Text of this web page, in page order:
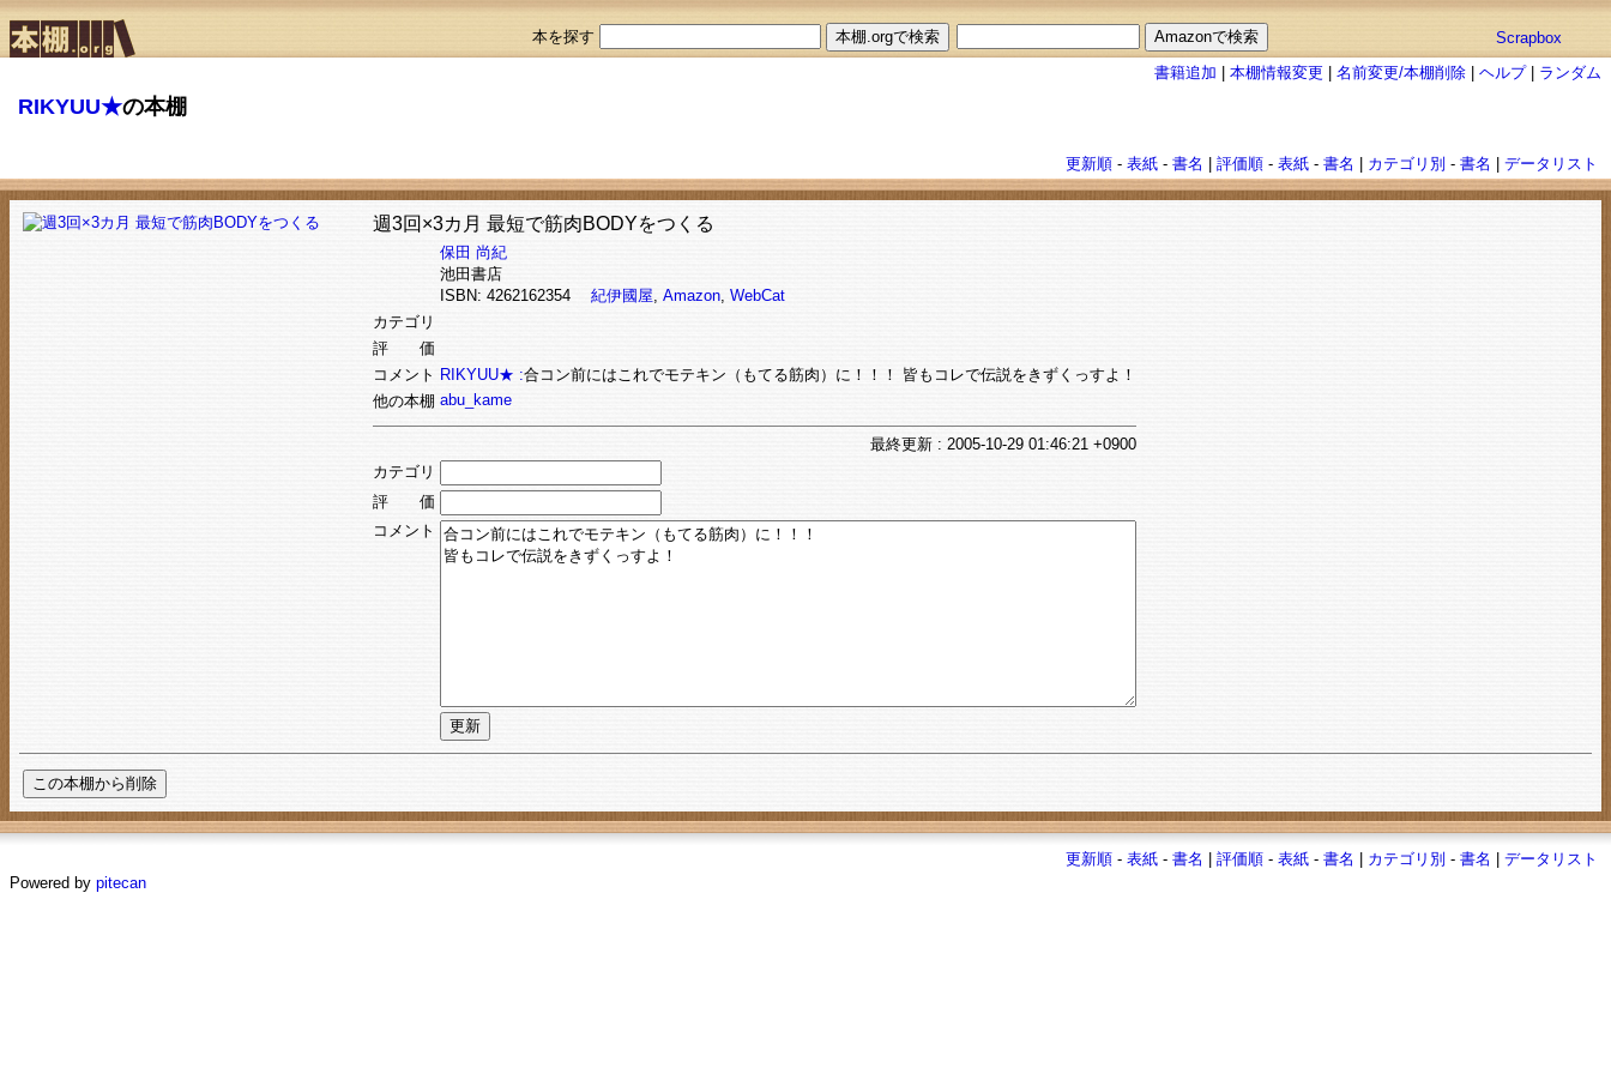
本を探す
Scrapbox
書籍追加 |本棚情報変更 |名前変更/本棚削除 |ヘルプ| ランダム
RIKYUU★の本棚
更新順 -表紙 -書名 |評価順 -表紙 -書名 カテゴリ別 -書名 |データリスト
週3回×3カ月 最短で筋肉BODYをつくる
保田 尚紀
池田書店
ISBN: 4262162354 紀伊國屋, Amazon, WebCat
カテゴリ
評 価
コメント RIKYUU★ :合コン前にはこれでモテキン（もてる筋肉）に！！！ 皆もコレで伝説をきずくっすよ！
他の本棚 abu_kame
最終更新: 2005-10-29 01:46:21 +0900
カテゴリ
評 価
コメント
更新順 -表紙 -書名 |評価順 -表紙 -書名 カテゴリ別 -書名 |データリスト
Powered by pitecan